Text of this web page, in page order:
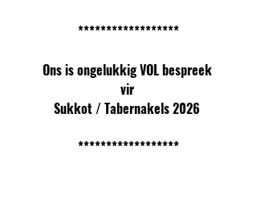
******************
Ons is ongelukkig VOL bespreek
vir
Sukkot / Tabernakels 2026
******************